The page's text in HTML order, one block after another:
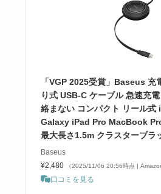
「VGP 2025受賞」Baseus 充
り式 USB-C ケーブル 急速充
絡まない コンパクト リール式
Galaxy iPad Pro MacBook
最大長さ1.5m クラスターブラ
Baseus
¥2,480
（2025/11/06 20:56時点 |
口コミを見る